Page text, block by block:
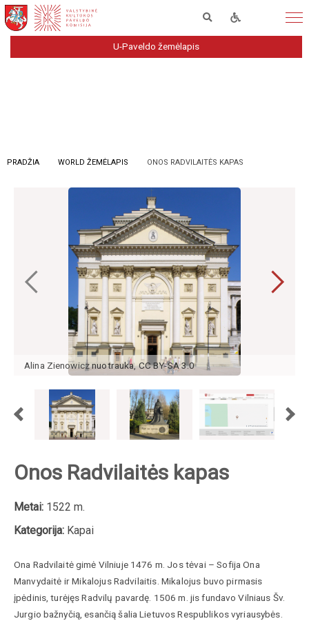
U-Paveldo žemėlapis
PRADŽIA WORLD ŽEMĖLAPIS ONOS RADVILAITĖS KAPAS
Alina Zienowicznuotrauka,CC BY-SA 3.0
Onos Radvilaitės kapas
Metai: 1522 m.
Kategorija: Kapai
Ona Radvilaitė gimė Vilniuje 1476 m. Jos tėvai – Sofija Ona
Manvydaitė ir Mikalojus Radvilaitis. Mikalojus buvopirmasis
įpėdinis, turėjęs Radvilų pavardę. 1506 m. jis fundavo Vilniaus Šv.
Jurgio bažnyčią, esančią šalia Lietuvos Respublikos vyriausybės.